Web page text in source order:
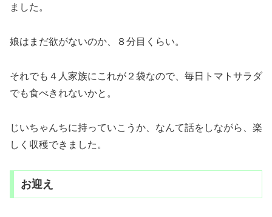
ました。
娘はまだ欲がないのか、８分目くらい。
それでも４人家族にこれが２袋なので、毎日トマトサラダ
でも食べきれないかと。
じいちゃんちに持っていこうか、なんて話をしながら、楽
しく収穫できました。
お迎え